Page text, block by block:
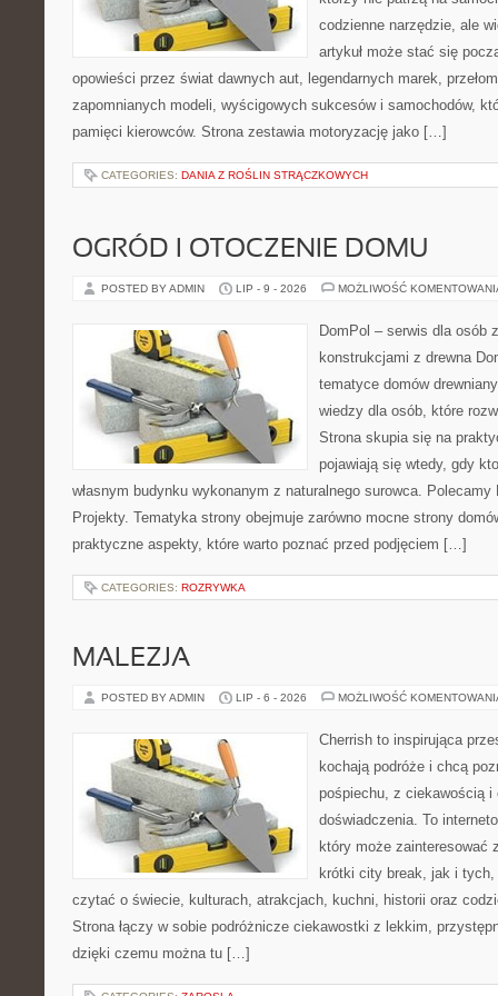
codzienne narzędzie, ale
artykuł może stać się
opowieści przez świat dawnych aut, legendarnych marek,
zapomnianych modeli, wyścigowych sukcesów i samochodów,
pamięci kierowców. Strona zestawia motoryzację jako […]
CATEGORIES: DANIA Z ROŚLIN STRĄCZKOWYCH
OGRÓD I OTOCZENIE DOMU
POSTED BY ADMIN LIP - 9 - 2026 MOŻLIWOŚĆ
DomPol – serwis dla osób
konstrukcjami z drewna
tematyce domów
wiedzy dla osób, które
Strona skupia się na
pojawiają się wtedy, gdy
własnym budynku wykonanym z naturalnego surowca.
Projekty. Tematyka strony obejmuje zarówno mocne strony
praktyczne aspekty, które warto poznać przed podjęciem […]
CATEGORIES: ROZRYWKA
MALEZJA
POSTED BY ADMIN LIP - 6 - 2026 MOŻLIWOŚĆ
Cherrish to inspirująca
kochają podróże i chcą
pośpiechu, z ciekawością i
doświadczenia. To
który może zainteresować
krótki city break, jak i
czytać o świecie, kulturach, atrakcjach, kuchni, historii oraz
Strona łączy w sobie podróżnicze ciekawostki z lekkim,
dzięki czemu można tu […]